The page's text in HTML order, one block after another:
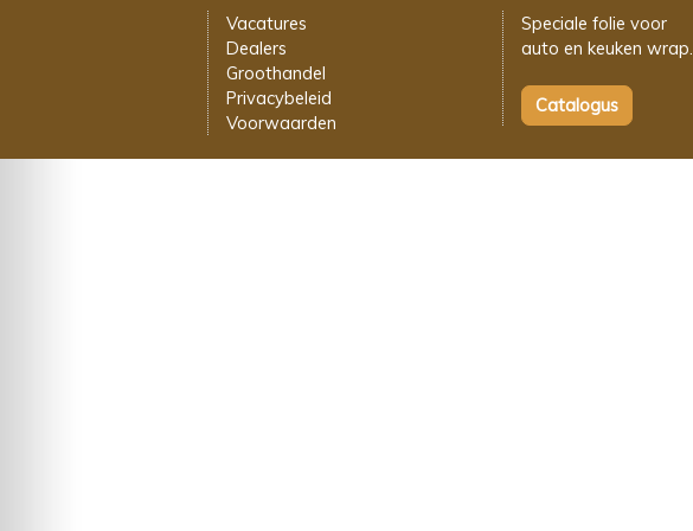
Vacatures
Dealers
Groothandel
Privacybeleid
Voorwaarden
Speciale folie voor
auto en keuken wrap.